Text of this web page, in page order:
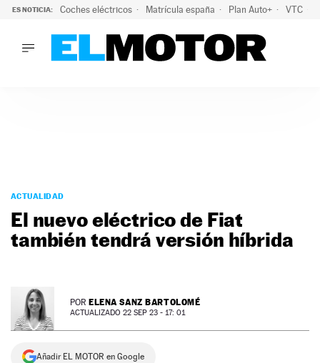
ES NOTICIA: Coches eléctricos Matrícula españa Plan Auto+ VTC
PODCAST
MOTOS
TECNOLOGÍA
PREMIOS
SERVICIOS
ACTUALIDAD
El nuevo eléctrico de Fiat
también tendrá versión híbrida
POR ELENA SANZ BARTOLOMÉ
ACTUALIZADO 22 SEP 23 - 17: 01
Añadir EL MOTOR en Google